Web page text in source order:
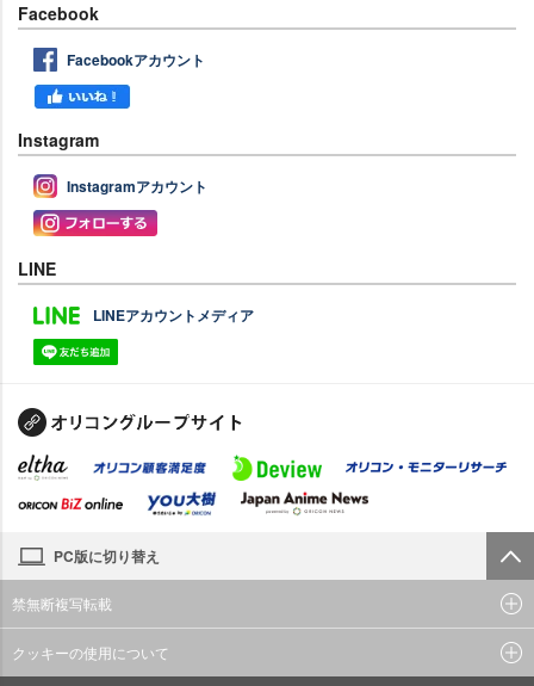
Facebook
Facebookアカウント
Instagram
Instagramアカウント
LINE
LINEアカウントメディア
PC版に切り替え
禁無断複写転載
クッキーの使用について